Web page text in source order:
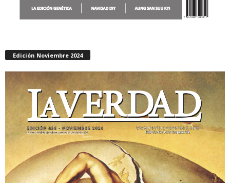
Edición Noviembre 2024